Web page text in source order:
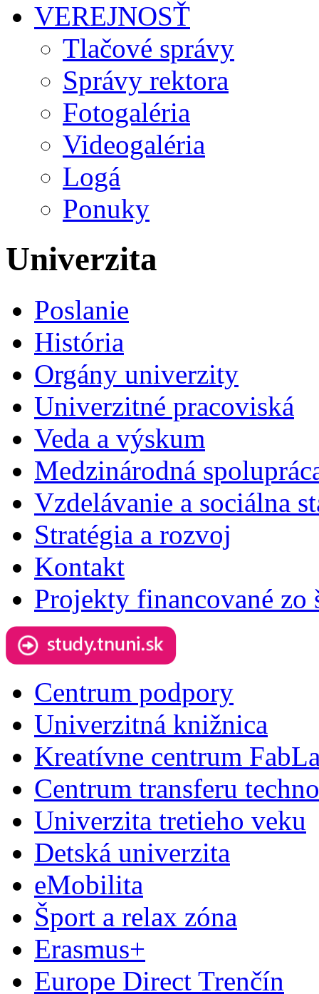
VEREJNOSŤ
Tlačové správy
Správy rektora
Fotogaléria
Videogaléria
Logá
Ponuky
Univerzita
Poslanie
História
Orgány univerzity
Univerzitné pracoviská
Veda a výskum
Medzinárodná
Vzdelávanie a sociálna
Stratégia a rozvoj
Kontakt
Projekty financované
Centrum podpory
Univerzitná knižnica
Kreatívne centrum
Centrum transferu
Univerzita tretieho veku
Detská univerzita
eMobilita
Šport a relax zóna
Erasmus+
Europe Direct Trenčín